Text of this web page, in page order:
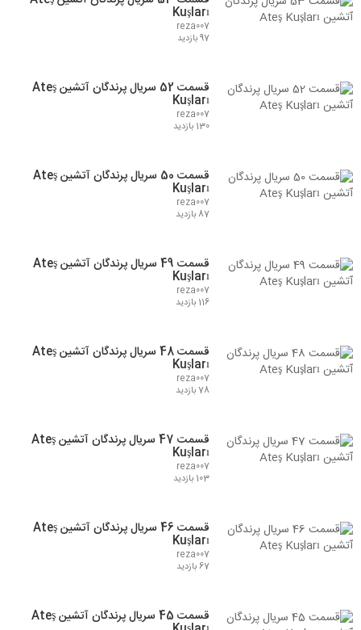
Kuşları
reza007
97 بازدید
قسمت 52 سریال پرندگان آتشین Ateş
Kuşları
reza007
130 بازدید
قسمت 50 سریال پرندگان آتشین Ateş
Kuşları
reza007
87 بازدید
قسمت 49 سریال پرندگان آتشین Ateş
Kuşları
reza007
116 بازدید
قسمت 48 سریال پرندگان آتشین Ateş
Kuşları
reza007
78 بازدید
قسمت 47 سریال پرندگان آتشین Ateş
Kuşları
reza007
103 بازدید
قسمت 46 سریال پرندگان آتشین Ateş
Kuşları
reza007
67 بازدید
قسمت 45 سریال پرندگان آتشین Ateş